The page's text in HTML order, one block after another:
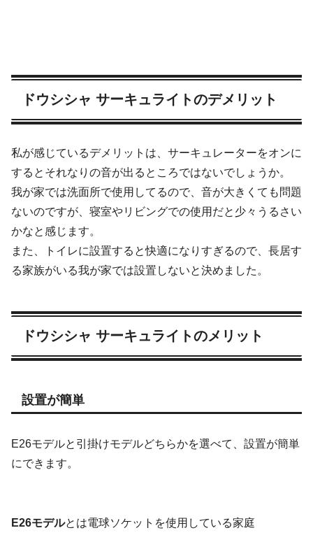
ドウシシャ サーキュライトのデメリット
私が感じているデメリットは、サーキュレーターをオンに
するとそれなりの音が出るところではないでしょうか。
我が家では洗面所で使用してるので、音が大きくても問題
ないのですが、寝室やリビングでの使用だと少々うるさい
かなと感じます。
また、トイレに設置すると快適になりすぎるので、長居す
る家族がいる我が家では設置しないと決めました。
ドウシシャ サーキュライトのメリット
設置が簡単
E26モデルと引掛けモデルどちらかを選べて、設置が簡単
にできます。
E26モデルとは電球ソケットを使用している家庭